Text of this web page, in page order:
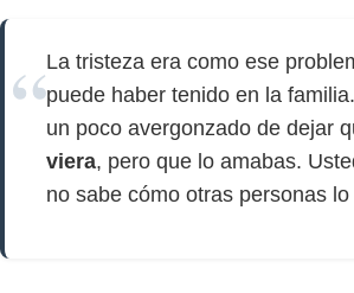
La tristeza era como ese
puede haber tenido en la
un poco avergonzado de dejar
viera, pero que lo amabas.
no sabe cómo otras personas